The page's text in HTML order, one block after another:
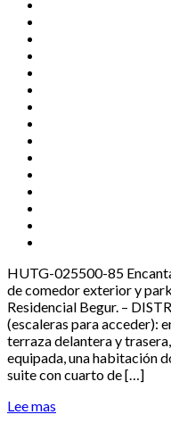
HUTG-025500-85
de comedor exterior y
Residencial Begur. –
(escaleras para acceder):
terraza delantera y
equipada, una habitación
suite con cuarto de […]
Lee mas